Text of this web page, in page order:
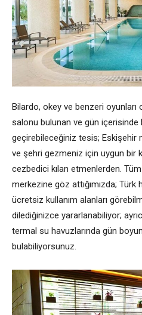
Bilardo, okey ve benzeri
salonu bulunan ve gün içerisinde
geçirebileceğiniz tesis; Eskişehir
ve şehri gezmeniz için uygun bir
cezbedici kılan etmenlerden.
merkezine göz attığımızda; Türk
ücretsiz kullanım alanları
dilediğinizce yararlanabiliyor;
termal su havuzlarında gün
bulabiliyorsunuz.